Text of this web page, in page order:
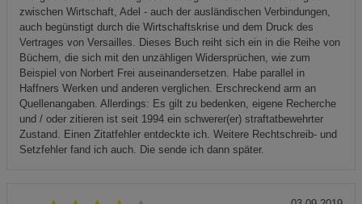
zwischen Wirtschaft, Adel - auch der ausländischen Verbindungen,
auch begünstigt durch die Wirtschaftskrise und dem Druck des
Vertrages von Versailles. Dieses Buch reiht sich ein in die Reihe von
Büchern, die sich mit den unzähligen Widersprüchen, wie zum
Beispiel von Norbert Frei auseinandersetzen. Habe parallel in
Haffners Werken und anderen verglichen. Erschreckend arm an
Quellenangaben. Allerdings: Es gilt zu bedenken, eigene Recherche
und / oder zitieren ist seit 1994 ein schwerer(er) straftatbewehrter
Zustand. Einen Zitatfehler entdeckte ich. Weitere Rechtschreib- und
Setzfehler fand ich auch. Die sende ich dann später.